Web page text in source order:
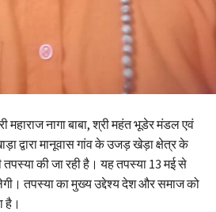
महाराज नागा बाबा, श्री महंत भूडेर मंडल एवं
द्वारा मानूवास गांव के उजड़ खेड़ा क्षेत्र के
की जा रही है। यह तपस्या 13 मई से
तपस्या का मुख्य उद्देश्य देश और समाज को
है।